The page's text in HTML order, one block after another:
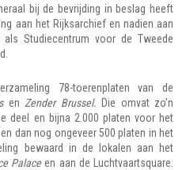
bij de bevrijding in beslag heeft
aan het Rijksarchief en nadien aan
Studiecentrum voor de Tweede
78-toerenplaten van de
en Zender Brussel. Die omvat zo’n
deel en bijna 2.000 platen voor het
dan nog ongeveer 500 platen in het
bewaard in de lokalen aan het
Palaceen aan de Luchtvaartsquare.